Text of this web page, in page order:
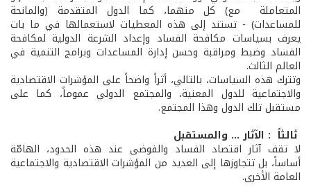
المتعاملة مع) كل منهما، كما الدول المتقدمة (والمانحة
للمساعدات) - تستند إلى هذه المعطيات لاستعمالها في ما بات
يعرف بسياسات مكافحة الفساد وإعداد الشرعة الدولية لمكافحة
الفساد وضبط ومراقبة وحسن إدارة المساعدات وبرامج التنمية في
العالم الثالث.
وتترك هذه السياسات، بالتالي، أثراً واضحاً على المؤشرات الاقتصادية
والاجتماعية للدول المعنية، والمجتمع الدولي عموماً، كما على
مستقبل تلك الدول وهذا المجتمع.
­ ثالثاً : الآثار ... والمستقبل
لا تقف آثار اقتصاد الفساد والفوضى عند هذه الحدود، الهامّة
أساساً، بل تتجاوزها إلى العديد من المؤشرات الاقتصادية والاجتماعية
العامة الأخرى.